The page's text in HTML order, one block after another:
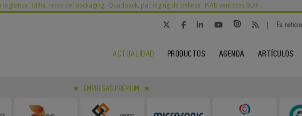
logísitica Idilia, retos del packaging Quadpack, packaging de belleza PIAB ventosas BLFF
| Es noticia
ACTUALIDAD PRODUCTOS AGENDA ARTÍCULOS
EMPRESAS PREMIUM